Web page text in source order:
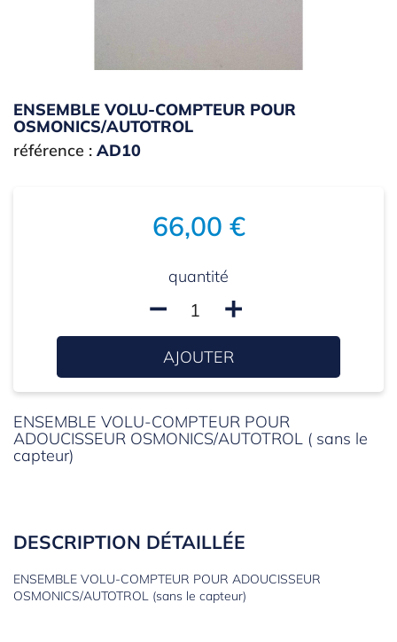
ENSEMBLE VOLU-COMPTEUR POUR
OSMONICS/AUTOTROL
référence : AD10
66,00 €
quantité
remove add
AJOUTER
ENSEMBLE VOLU-COMPTEUR POUR
ADOUCISSEUR OSMONICS/AUTOTROL ( sans le
capteur)
DESCRIPTION DÉTAILLÉE
ENSEMBLE VOLU-COMPTEUR POUR ADOUCISSEUR
OSMONICS/AUTOTROL (sans le capteur)